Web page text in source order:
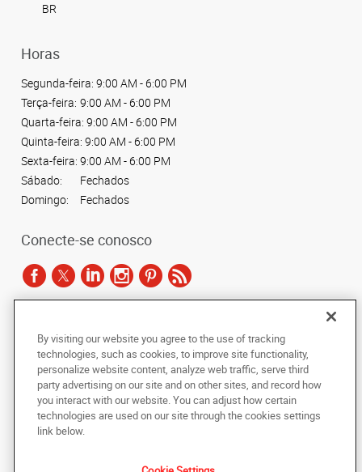
BR
Horas
Segunda-feira: 9:00 AM - 6:00 PM
Terça-feira: 9:00 AM - 6:00 PM
Quarta-feira: 9:00 AM - 6:00 PM
Quinta-feira: 9:00 AM - 6:00 PM
Sexta-feira: 9:00 AM - 6:00 PM
Sábado:
Fechados
Domingo:
Fechados
Conecte-se conosco
Copyright © 2024 AlphaGraphics Printshops do Brasil. Todos os direitos
reservados.
Rua Estrela 67, 1o. Andar - Rio Comprido
copiada, fotocopiada, reproduzida, traduzida ou reduzida a qualquer meio
eletrônico ou forma legível por máquina, no todo ou em parte, sem o
consentimento prévio por escrito da AlphaGraphics Brasil.
By visiting our website you agree to the use of tracking
technologies, such as cookies, to improve site functionality,
personalize website content, analyze web traffic, serve third
party advertising on our site and on other sites, and record how
you interact with our website. You can adjust how certain
technologies are used on our site through the cookies settings
link below.